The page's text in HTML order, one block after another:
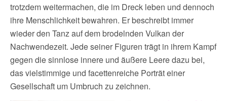
trotzdem weitermachen, die im Dreck leben und dennoch
ihre Menschlichkeit bewahren. Er beschreibt immer
wieder den Tanz auf dem brodelnden Vulkan der
Nachwendezeit. Jede seiner Figuren trägt in ihrem Kampf
gegen die sinnlose innere und äußere Leere dazu bei,
das vielstimmige und facettenreiche Porträt einer
Gesellschaft um Umbruch zu zeichnen.